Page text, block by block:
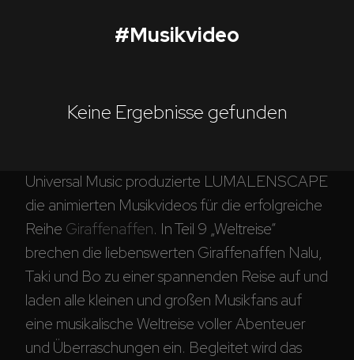
Corporate
Production / Services
About
DEU ENG Suche
Giraffenaffen
Universal Music produzierte LUMALENSCAPE
die animierten Musikvideos für die erfolgreiche
Reihe Giraffenaffen. In Teil 9 „Weltreise“
brechen die liebenswerten Giraffenaffen Nalu,
Taki und Bo zu einer spannenden Reise auf und
laden alle kleinen und großen Musikfans auf
eine musikalische Weltreise voller Abenteuer
und Überraschungen ein. Begleitet wird das
#Musikvideo
Keine Ergebnisse gefunden